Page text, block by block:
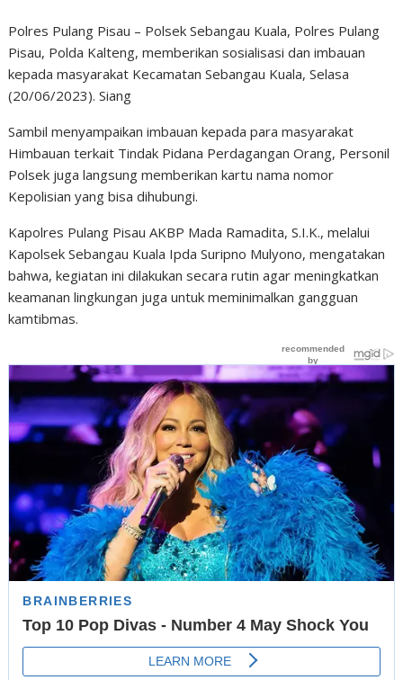
Polres Pulang Pisau – Polsek Sebangau Kuala, Polres Pulang
Pisau, Polda Kalteng, memberikan sosialisasi dan imbauan
kepada masyarakat Kecamatan Sebangau Kuala, Selasa
(20/06/2023). Siang
Sambil menyampaikan imbauan kepada para masyarakat
Himbauan terkait Tindak Pidana Perdagangan Orang, Personil
Polsek juga langsung memberikan kartu nama nomor
Kepolisian yang bisa dihubungi.
Kapolres Pulang Pisau AKBP Mada Ramadita, S.I.K., melalui
Kapolsek Sebangau Kuala Ipda Suripno Mulyono, mengatakan
bahwa, kegiatan ini dilakukan secara rutin agar meningkatkan
keamanan lingkungan juga untuk meminimalkan gangguan
kamtibmas.